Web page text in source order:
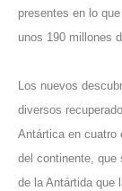
presentes en lo
unos 190 millones
Los nuevos
diversos
Antártica en cuatro
del continente, que
de la Antártida que